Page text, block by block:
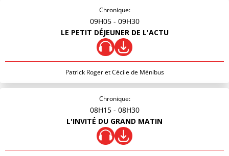
Chronique:
09H05 - 09H30
LE PETIT DÉJEUNER DE L'ACTU
Patrick Roger et Cécile de Ménibus
Chronique:
08H15 - 08H30
L'INVITÉ DU GRAND MATIN